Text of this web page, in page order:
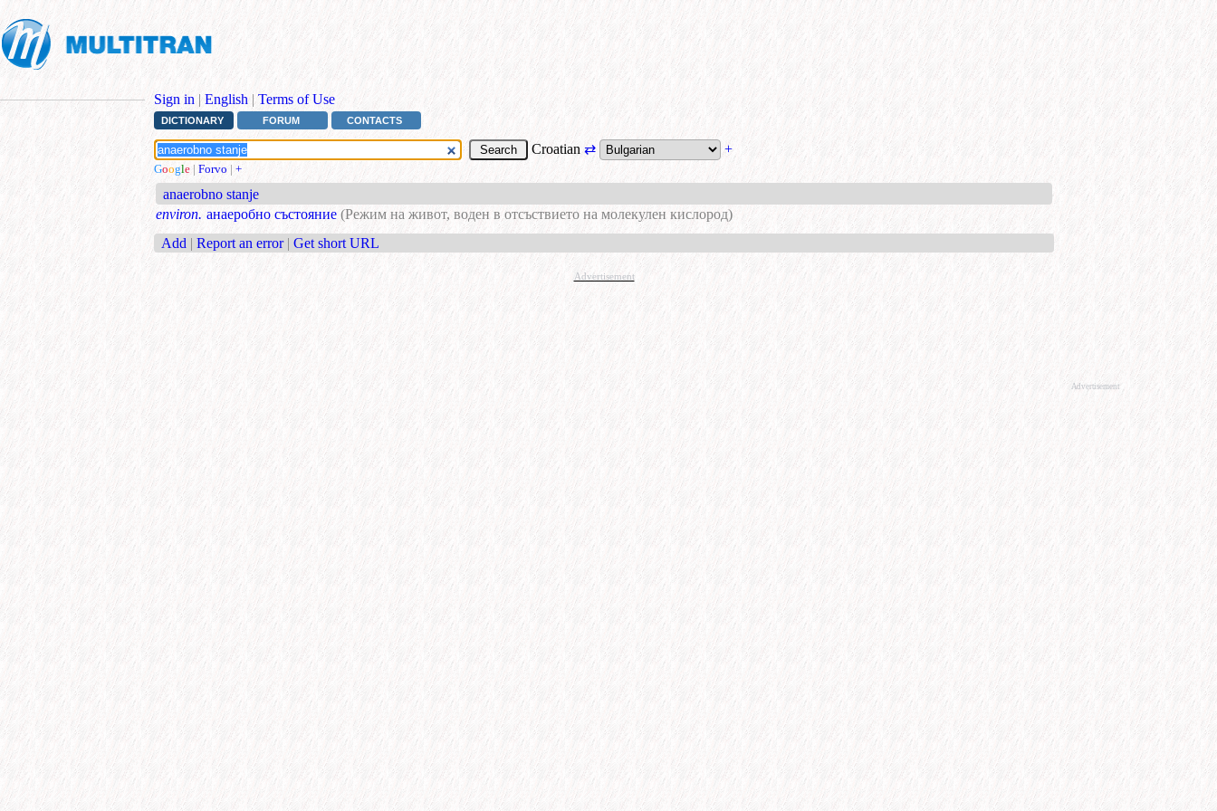
Sign in | English | Terms of Use
DICTIONARY FORUM CONTACTS
Croatian ⇄ +
Google | Forvo | +
anaerobno stanje
environ. анаеробно състояние (Режим на живот, воден в отсъствието на молекулен кислород)
Add | Report an error | Get short URL
Advertisement
Advertisement